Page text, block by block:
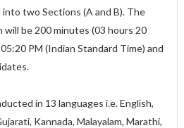
two Sections (A and B). The
be 200 minutes (03 hours 20
PM (Indian Standard Time) and
in 13 languages i.e. English,
Kannada, Malayalam, Marathi,